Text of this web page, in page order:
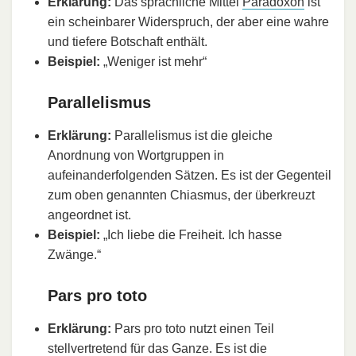
ein scheinbarer Widerspruch, der aber eine wahre
und tiefere Botschaft enthält.
Beispiel: „Weniger ist mehr“
Parallelismus
Erklärung: Parallelismus ist die gleiche
Anordnung von Wortgruppen in
aufeinanderfolgenden Sätzen. Es ist der Gegenteil
zum oben genannten Chiasmus, der überkreuzt
angeordnet ist.
Beispiel: „Ich liebe die Freiheit. Ich hasse
Zwänge.“
Pars pro toto
Erklärung: Pars pro toto nutzt einen Teil
stellvertretend für das Ganze. Es ist die